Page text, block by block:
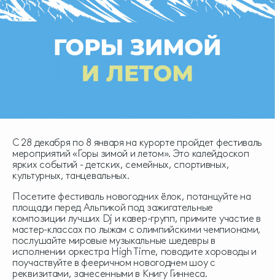
С 28 декабря по 8 января на курорте пройдет фестиваль
мероприятий «Горы зимой и летом». Это калейдоскоп
ярких событий - детских, семейных, спортивных,
культурных, танцевальных.
Посетите фестиваль новогодних ёлок, потанцуйте на
площади перед Альпикой под зажигательные
композиции лучших Dj и кавер-групп, примите участие в
мастер-классах по лыжам с олимпийскими чемпионами,
послушайте мировые музыкальные шедевры в
исполнении оркестра High Time, поводите хороводы и
поучаствуйте в фееричном новогоднем шоу с
реквизитами, занесенными в Книгу Гиннеса.